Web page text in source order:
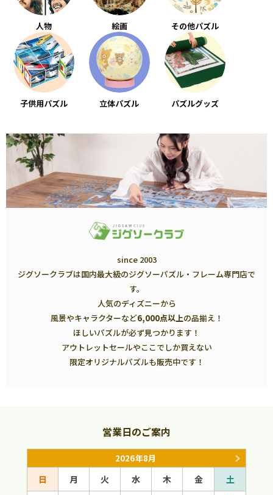
人物 絵画 その他パズル
子供用パズル 立体パズル パズルグッズ
since 2003
ジグソークラブは国内最大級のジグソーパズル・フレーム専門店で
す。
人気のディズニーから
風景やキャラクターなど6,000点以上の品揃え！
ほしいパズルが必ず見つかります！
アウトレットセールやここでしか買えない
限定オリジナルパズルも販売中です！
営業日のご案内
2026年8月
日 月 火 水 木 金
土